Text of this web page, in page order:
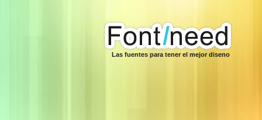
Las fuentes para tener el mejor diseno